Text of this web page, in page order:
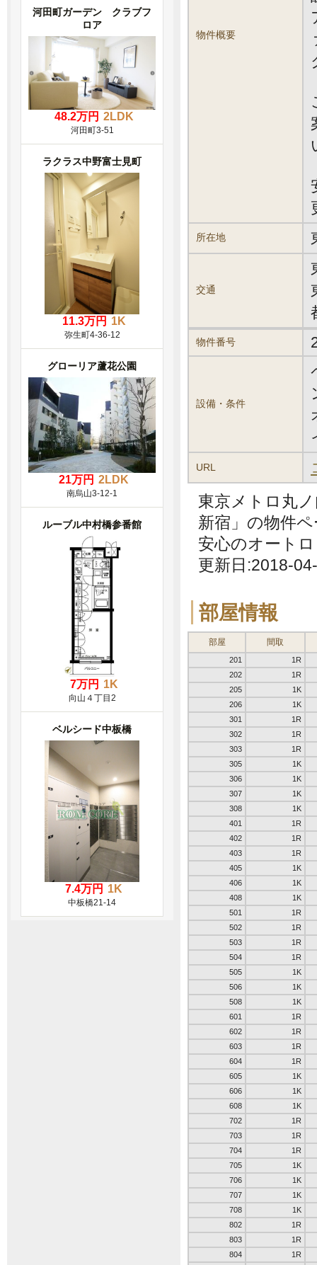
物件概要
所在地
交通
物件番号
設備・条件
URL
東京メトロ丸
新宿」の物件
安心のオート
更新日:2018-
部屋情報
部屋 間取
201
1R
202
1R
205
1K
206
1K
301
1R
302
1R
303
1R
305
1K
306
1K
307
1K
308
1K
401
1R
402
1R
403
1R
405
1K
406
1K
408
1K
501
1R
502
1R
503
1R
504
1R
505
1K
506
1K
508
1K
601
1R
602
1R
603
1R
604
1R
605
1K
606
1K
608
1K
702
1R
703
1R
704
1R
705
1K
706
1K
707
1K
708
1K
802
1R
803
1R
804
1R
河田町ガーデン クラブフ
ロア
48.2万円 2LDK
河田町3-51
ラクラス中野富士見町
11.3万円 1K
弥生町4-36-12
グローリア蘆花公園
21万円 2LDK
南烏山3-12-1
ルーブル中村橋参番館
7万円 1K
向山４丁目2
ベルシード中板橋
7.4万円 1K
中板橋21-14